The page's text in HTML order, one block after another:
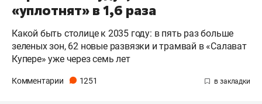
«уплотнят» в 1,6 раза
Какой быть столице к 2035 году: в пять раз больше
зеленых зон, 62 новые развязки и трамвай в «Салават
Купере» уже через семь лет
Комментарии 1251